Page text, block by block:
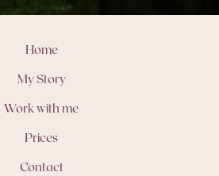
Home
My Story
Work with me
Prices
Contact